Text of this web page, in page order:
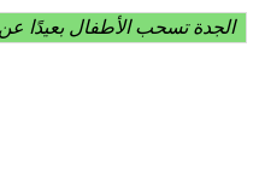
الجدة تسحب الأطفال بعيدًا